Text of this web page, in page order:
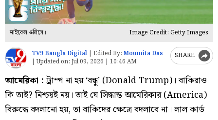
মাইকেল ওলিসে। Image Credit: Getty Images
TV9 Bangla Digital Edited By: Moumita Das
|Updated on: Jul 09, 2026 | 10:46 AM
SHARE
আমেরিকা : ট্রাম্প না হয় ‘বন্ধু’ (Donald Trump)। বাকিরাও
কি তাই? নিশ্চয়ই নয়। তাই যে সিদ্ধান্ত আমেরিকার (America)
বিরুদ্ধে বদলানো হয়, তা বাকিদের ক্ষেত্রে বদলাবে না। লাল কার্ড